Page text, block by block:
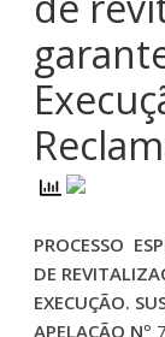
PROCESSO
DE
EXECUÇÃO.
APELAÇÃO Nº